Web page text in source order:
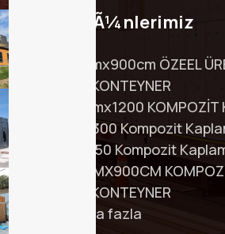
ÃœrÃ¼nlerimiz
350cmx900cm ÖZEEL
OFİS KONTEYNER
400cmx1200 KOMPOZİT
200x300 Kompozit
150x150 Kompozit
350CMX900CM
OFİS KONTEYNER
+ Daha fazla